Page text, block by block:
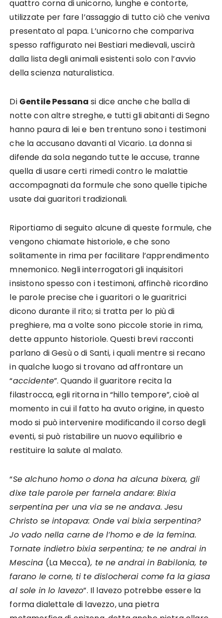
quattro corna di unicorno, lunghe e contorte,
utilizzate per fare l’assaggio di tutto ciò che veniva
presentato al papa. L’unicorno che compariva
spesso raffigurato nei Bestiari medievali, uscirà
dalla lista degli animali esistenti solo con l’avvio
della scienza naturalistica.
Di Gentile Pessana si dice anche che balla di
notte con altre streghe, e tutti gli abitanti di Segno
hanno paura di lei e ben trentuno sono i testimoni
che la accusano davanti al Vicario. La donna si
difende da sola negando tutte le accuse, tranne
quella di usare certi rimedi contro le malattie
accompagnati da formule che sono quelle tipiche
usate dai guaritori tradizionali.
Riportiamo di seguito alcune di queste formule, che
vengono chiamate historiole, e che sono
solitamente in rima per facilitare l’apprendimento
mnemonico. Negli interrogatori gli inquisitori
insistono spesso con i testimoni, affinchè ricordino
le parole precise che i guaritori o le guaritrici
dicono durante il rito; si tratta per lo più di
preghiere, ma a volte sono piccole storie in rima,
dette appunto historiole. Questi brevi racconti
parlano di Gesù o di Santi, i quali mentre si recano
in qualche luogo si trovano ad affrontare un
“accidente”. Quando il guaritore recita la
filastrocca, egli ritorna in “hillo tempore”, cioè al
momento in cui il fatto ha avuto origine, in questo
modo si può intervenire modificando il corso degli
eventi, si può ristabilire un nuovo equilibrio e
restituire la salute al malato.
“Se alchuno homo o dona ha alcuna bixera, gli
dixe tale parole per farnela andare: Bixia
serpentina per una via se ne andava. Jesu
Christo se intopava: Onde vai bixia serpentina?
Jo vado nella carne de l’homo e de la femina.
Tornate indietro bixia serpentina; te ne andrai in
Mescina (La Mecca), te ne andrai in Babilonia, te
farano le corne, ti te dislocherai come fa la giasa
al sole in lo lavezo”. Il lavezo potrebbe essere la
forma dialettale di lavezzo, una pietra